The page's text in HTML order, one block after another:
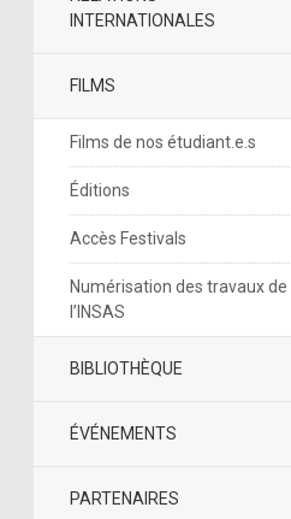
INTERNATIONALES
FILMS
Films de nos étudiant.e.s
Éditions
Accès Festivals
Numérisation des travaux de
l’INSAS
BIBLIOTHÈQUE
ÉVÉNEMENTS
PARTENAIRES